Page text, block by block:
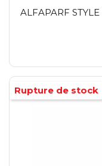
ALFAPARF
Rupture de stock